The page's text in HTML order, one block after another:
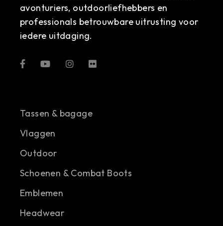
avonturiers, outdoorliefhebbers en
professionals betrouwbare uitrusting voor
iedere uitdaging.
Tassen & bagage
Vlaggen
Outdoor
Schoenen & Combat Boots
Emblemen
Headwear